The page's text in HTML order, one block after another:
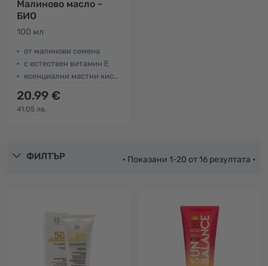
Малиново масло -
БИО
100 мл
от малинови семена
с естествен витамин Е
есенциални мастни киселини
20.99 €
41.05 лв.
ФИЛТЪР • Показани 1-20 от 16 резултата •